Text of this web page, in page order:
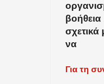
βοήθεια
να
Για τη